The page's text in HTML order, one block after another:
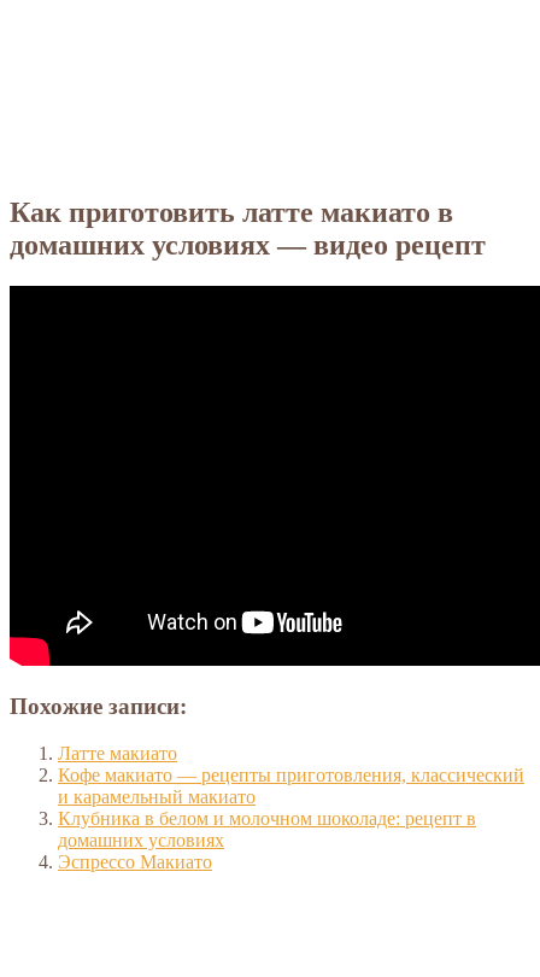
Как приготовить латте макиато в
домашних условиях — видео рецепт
Похожие записи:
Латте макиато
Кофе макиато — рецепты приготовления, классический
и карамельный макиато
Клубника в белом и молочном шоколаде: рецепт в
домашних условиях
Эспрессо Макиато